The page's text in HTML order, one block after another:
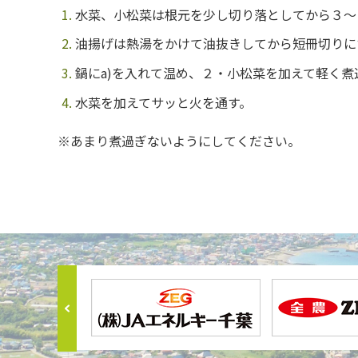
水菜、小松菜は根元を少し切り落としてから３
油揚げは熱湯をかけて油抜きしてから短冊切り
鍋にa)を入れて温め、２・小松菜を加えて軽く
水菜を加えてサッと火を通す。
※あまり煮過ぎないようにしてください。